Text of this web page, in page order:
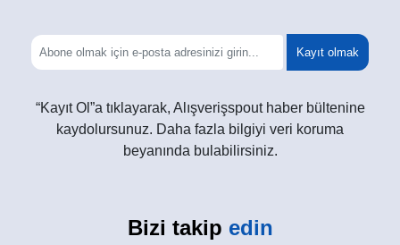
Kayıt olmak
“Kayıt Ol”a tıklayarak, Alışverişspout haber bültenine
kaydolursunuz. Daha fazla bilgiyi veri koruma
beyanında bulabilirsiniz.
Bizi takip edin